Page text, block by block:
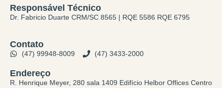
Responsável Técnico
Dr. Fabricio Duarte CRM/SC 8565 | RQE 5586 RQE 6795
Contato
(47) 99948-8009 (47) 3433-2000
Endereço
R. Henrique Meyer, 280 sala 1409 Edifício Helbor Offices Centro